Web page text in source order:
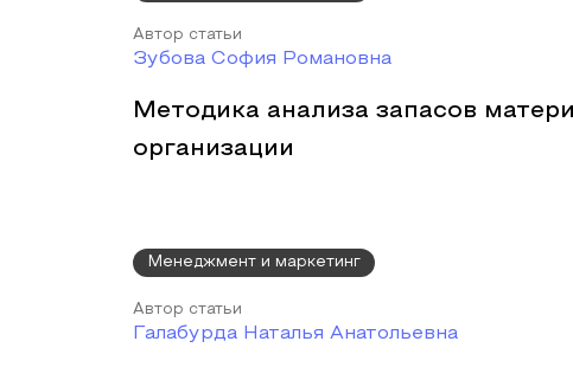
Автор статьи
Зубова София Романовна
Методика анализа запасов
организации
Менеджмент и маркетинг
Автор статьи
Галабурда Наталья Анатольевна